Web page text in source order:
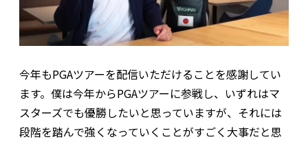
今年もPGAツアーを配信いただけることを感謝してい
ます。僕は今年からPGAツアーに参戦し、いずれはマ
スターズでも優勝したいと思っていますが、それには
段階を踏んで強くなっていくことがすごく大事だと思